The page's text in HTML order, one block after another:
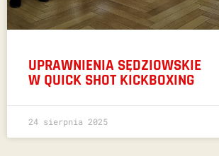
UPRAWNIENIA SĘDZIOWSKIE
W QUICK SHOT KICKBOXING
24 sierpnia 2025